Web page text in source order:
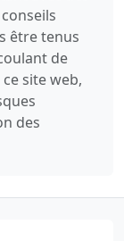
être tenus
de
site web,
des